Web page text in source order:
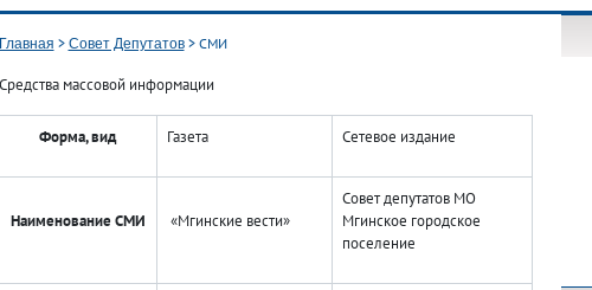
> Совет Депутатов> СМИ
массовой информации
Форма, вид Газета Сетевое издание
Наименование СМИ «Мгинские вести»
Совет депутатов МО
Мгинское городское
поселение